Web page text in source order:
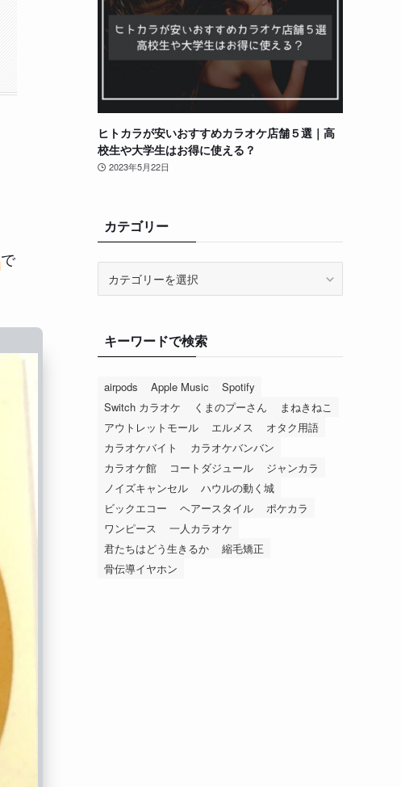
で
ヒトカラが安いおすすめカラオケ店舗５選｜高
校生や大学生はお得に使える？
2023年5月22日
カテゴリー
ーキーワードで検索
airpods Apple Music
Spotify
Switch カラオケ
くまのプーさん
まねきねこ
アウトレットモール
エルメス
オタク用語
カラオケバイト
カラオケバンバン
カラオケ館
コートダジュール
ジャンカラ
ノイズキャンセル
ハウルの動く城
ビックエコー
ヘアースタイル
ポケカラ
ワンピース
一人カラオケ
君たちはどう生きるか
縮毛矯正
骨伝導イヤホン